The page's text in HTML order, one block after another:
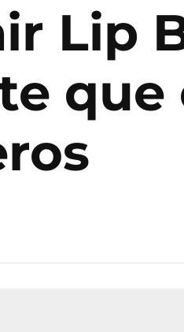
Lip
que